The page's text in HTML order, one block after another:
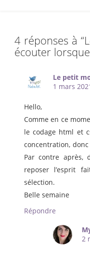
4 réponses à “
écouter
Le petit
1 mars
Hello,
Comme en ce
le codage html et
concentration,
Par contre après,
reposer l’esprit
sélection.
Belle semaine
Répondre
2